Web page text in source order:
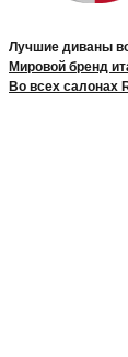
Лучшие диваны
Мировой бренд
Во всех салонах